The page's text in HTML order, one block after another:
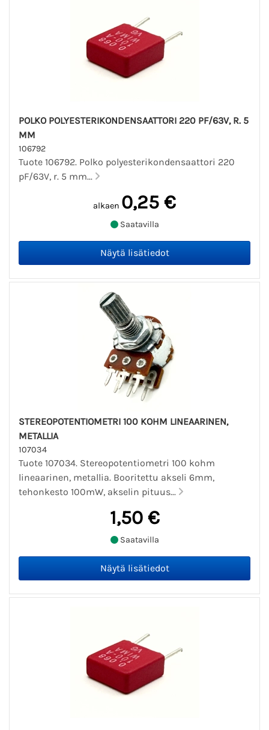
POLKO POLYESTERIKONDENSAATTORI 220 PF/63V, R. 5
MM
106792
Tuote 106792. Polko polyesterikondensaattori 220
pF/63V, r. 5 mm...
alkaen 0,25 €
Saatavilla
STEREOPOTENTIOMETRI 100 KOHM LINEAARINEN,
METALLIA
107034
Tuote 107034. Stereopotentiometri 100 kohm
lineaarinen, metallia. Booritettu akseli 6mm,
tehonkesto 100mW, akselin pituus...
1,50 €
Saatavilla